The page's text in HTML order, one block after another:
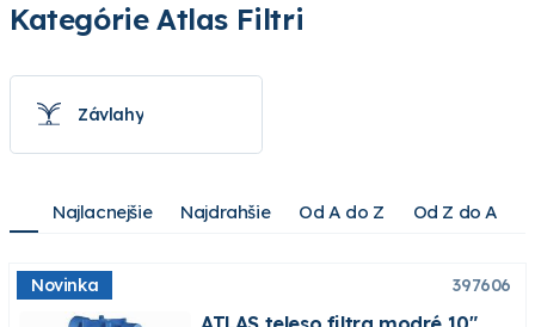
Kategórie Atlas Filtri
Závlahy
Najlacnejšie Najdrahšie Od A do Z Od Z do A
Novinka 397606